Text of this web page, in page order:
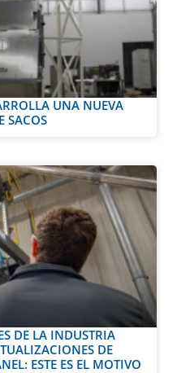
UNA NUEVA
SACOS
DE LA INDUSTRIA
DE
ESTE ES EL MOTIVO